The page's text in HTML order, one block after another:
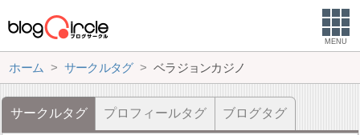
MENU
ホーム サークルタグ ベラジョンカジノ
サークルタグ プロフィールタグ ブログタグ